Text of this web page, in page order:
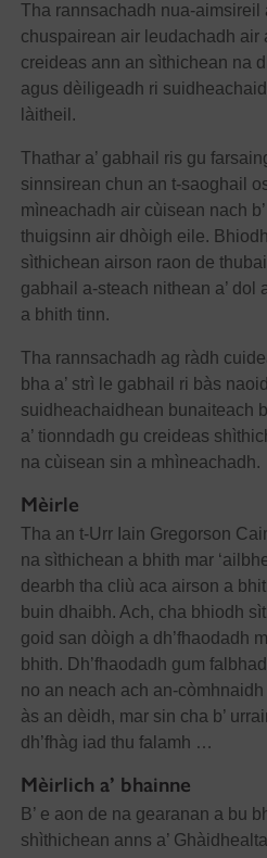
Tha rannsachadh nua-aimsireil
chuspairean air leudachadh air
creideas ann an sìthichean na
agus dèiligeadh ri
làitheil.
Thathar a’ gabhail ris gu
sinnsirean chun an t-saoghail
mìneachadh air cùisean nach
thuigsinn air dhòigh eile.
sìthichean airson raon de
gabhail a-steach nithean a’ dol
a bhith tinn.
Tha rannsachadh ag ràdh
bha a’ strì le gabhail ri bàs
suidheachaidhean bunaiteach
a’ tionndadh gu creideas
na cùisean sin a mhìneachadh.
Mèirle
Tha an t-Urr Iain Gregorson
na sìthichean a bhith mar
dearbh tha cliù aca airson a
buin dhaibh. Ach, cha bhiodh
goid san dòigh a dh’fhaodadh
bhith. Dh’fhaodadh gum
no an neach ach an-
às an dèidh, mar sin cha b’
dh’fhàg iad thu falamh …
Mèirlich a’ bhainne
B’ e aon de na gearanan a bu
shìthichean anns a’